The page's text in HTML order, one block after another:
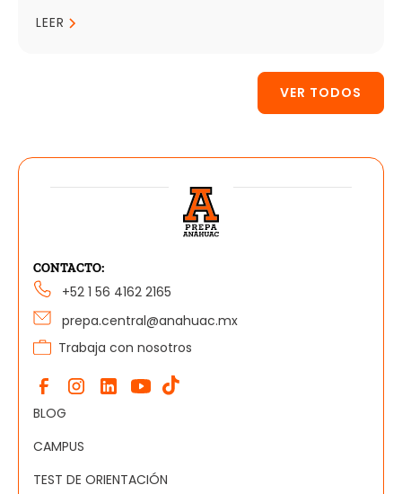
LEER
VER TODOS
CONTACTO:
+52 1 56 4162 2165
prepa.central@anahuac.mx
Trabaja con nosotros
BLOG
CAMPUS
TEST DE ORIENTACIÓN